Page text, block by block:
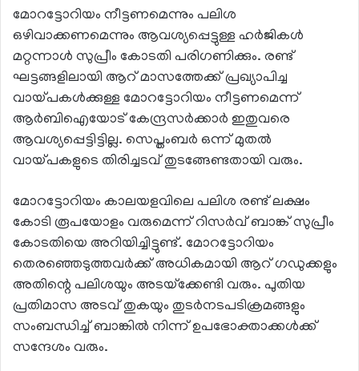
മോറട്ടോറിയം നീട്ടണമെന്നും പലിശ
ഒഴിവാക്കണമെന്നും ആവശ്യപ്പെട്ടുള്ള ഹര്‍ജികള്‍
മറ്റന്നാള്‍ സുപ്രീം കോടതി പരിഗണിക്കും. രണ്ട്
ഘട്ടങ്ങളിലായി ആറ് മാസത്തേക്ക് പ്രഖ്യാപിച്ച
വായ്പകള്‍ക്കുള്ള മോറട്ടോറിയം നീട്ടണമെന്ന്
ആര്‍ബിഐയോട് കേന്ദ്രസര്‍ക്കാര്‍ ഇതുവരെ
ആവശ്യപ്പെട്ടിട്ടില്ല. സെപ്തംബര്‍ ഒന്ന് മുതല്‍
വായ്പകളുടെ തിരിച്ചടവ് തുടങ്ങേണ്ടതായി വരും.
മോറട്ടോറിയം കാലയളവിലെ പലിശ രണ്ട് ലക്ഷം
കോടി രൂപയോളം വരുമെന്ന് റിസര്‍വ് ബാങ്ക് സുപ്രീം
കോടതിയെ അറിയിച്ചിട്ടുണ്ട്. മോറട്ടോറിയം
തെരഞ്ഞെടുത്തവര്‍ക്ക് അധികമായി ആറ് ഗഡുക്കളും
അതിന്റെ പലിശയും അടയ്‌ക്കേണ്ടി വരും. പുതിയ
പ്രതിമാസ അടവ് തുകയും തുടര്‍നടപടിക്രമങ്ങളും
സംബന്ധിച്ച് ബാങ്കില്‍ നിന്ന് ഉപഭോക്താക്കള്‍ക്ക്
സന്ദേശം വരും.